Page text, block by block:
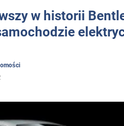
w historii